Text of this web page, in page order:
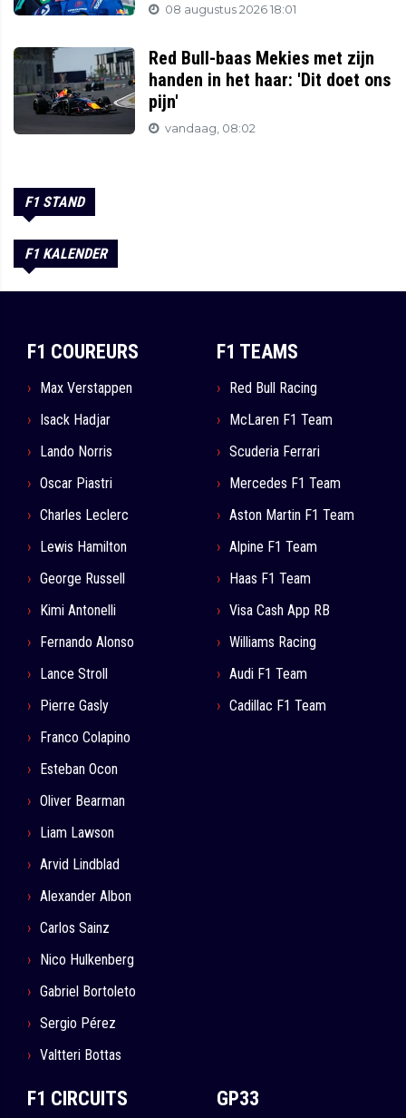
08 augustus 2026 18:01
Red Bull-baas Mekies met zijn
handen in het haar: 'Dit doet ons
pijn'
vandaag, 08:02
F1 STAND
F1 KALENDER
F1 COUREURS
Max Verstappen
Isack Hadjar
Lando Norris
Oscar Piastri
Charles Leclerc
Lewis Hamilton
George Russell
Kimi Antonelli
Fernando Alonso
Lance Stroll
Pierre Gasly
Franco Colapino
Esteban Ocon
Oliver Bearman
Liam Lawson
Arvid Lindblad
Alexander Albon
Carlos Sainz
Nico Hulkenberg
Gabriel Bortoleto
Sergio Pérez
Valtteri Bottas
F1 TEAMS
Red Bull Racing
McLaren F1 Team
Scuderia Ferrari
Mercedes F1 Team
Aston Martin F1 Team
Alpine F1 Team
Haas F1 Team
Visa Cash App RB
Williams Racing
Audi F1 Team
Cadillac F1 Team
F1 CIRCUITS GP33